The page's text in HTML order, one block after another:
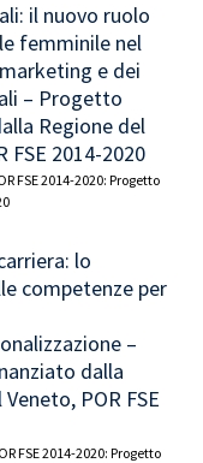
il nuovo ruolo
femminile nel
e dei
– Progetto
Regione del
FSE 2014-2020
FSE 2014-2020: Progetto
lo
competenze per
–
dalla
POR FSE
FSE 2014-2020: Progetto